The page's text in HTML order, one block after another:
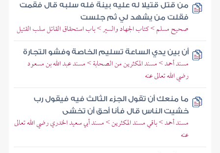
من قتل قتيلا له عليه بينة فله سلبه قال فقمت
فقلت من يشهد لي ثم جلست
صحيح مسلم > كتاب الجهاد والسير > باب استحقاق القاتل سلب القتيل
أن بين يدي الساعة تسليم الخاصة وفشو التجارة
مسند أحمد > مسند المكثرين من الصحابة > مسند عبد الله بن مسعود
رضي الله تعالى عنه
ما منعك أن تقول الجزء الثالث فيه فيقول رب
خشيت الناس قال فأنا أحق أن تخشى
مسند أحمد > باقي مسند المكثرين > مسند أبي سعيد الخدري رضي الله تعالى
عنه